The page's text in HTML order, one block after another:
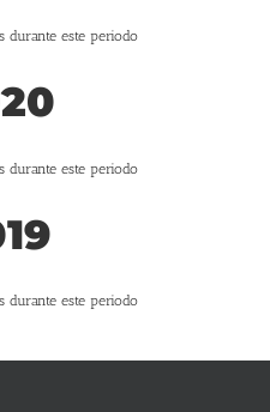
durante este periodo
durante este periodo
durante este periodo